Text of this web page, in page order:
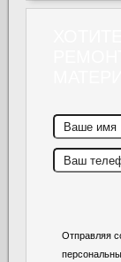
Отправляя